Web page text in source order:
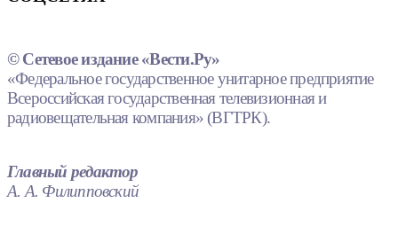
© Сетевое издание «Вести.Ру»
«Федеральное государственное унитарное предприятие
Всероссийская государственная телевизионная и
радиовещательная компания» (ВГТРК).
Главный редактор
А. А. Филипповский